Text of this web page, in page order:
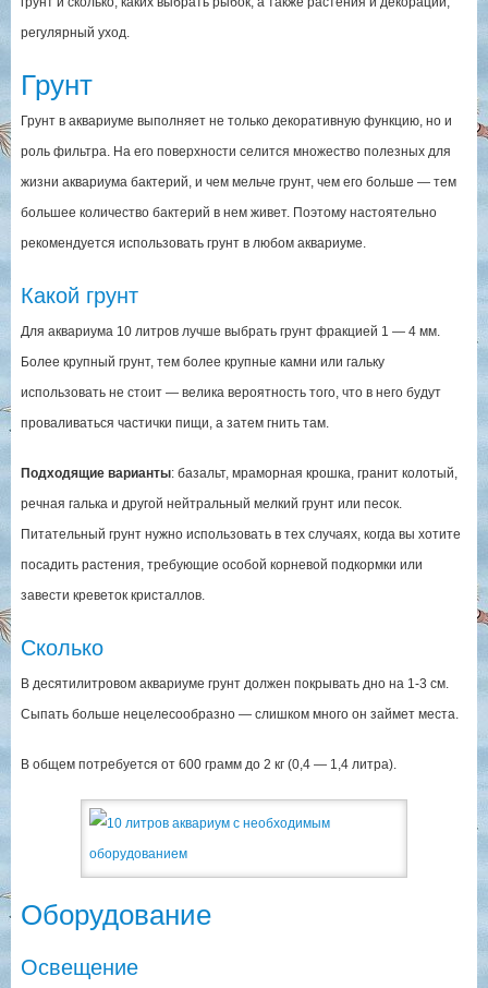
регулярный уход.
Грунт
Грунт в аквариуме выполняет не только декоративную функцию, но и
роль фильтра. На его поверхности селится множество полезных для
жизни аквариума бактерий, и чем мельче грунт, чем его больше — тем
большее количество бактерий в нем живет. Поэтому настоятельно
рекомендуется использовать грунт в любом аквариуме.
Какой грунт
Для аквариума 10 литров лучше выбрать грунт фракцией 1 — 4 мм.
Более крупный грунт, тем более крупные камни или гальку
использовать не стоит — велика вероятность того, что в него будут
проваливаться частички пищи, а затем гнить там.
Подходящие варианты: базальт, мраморная крошка, гранит колотый,
речная галька и другой нейтральный мелкий грунт или песок.
Питательный грунт нужно использовать в тех случаях, когда вы хотите
посадить растения, требующие особой корневой подкормки или
завести креветок кристаллов.
Сколько
В десятилитровом аквариуме грунт должен покрывать дно на 1-3 см.
Сыпать больше нецелесообразно — слишком много он займет места.
В общем потребуется от 600 грамм до 2 кг (0,4 — 1,4 литра).
Оборудование
Освещение